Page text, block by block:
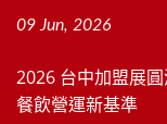
09 Jun, 2026
2026 台中加盟展
餐飲營運新基準